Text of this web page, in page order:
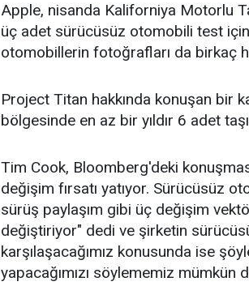
Apple, nisanda Kaliforniya Motorlu
üç adet sürücüsüz otomobili test için
otomobillerin fotoğrafları da birkaç
Project Titan hakkında konuşan bir
bölgesinde en az bir yıldır 6 adet
Tim Cook, Bloomberg'deki
değişim fırsatı yatıyor. Sürücüsüz
sürüş paylaşım gibi üç değişim
değiştiriyor" dedi ve şirketin
karşılaşacağımız konusunda ise
yapacağımızı söylememiz mümkün